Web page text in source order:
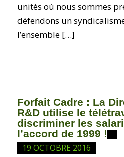
unités où nous sommes
défendons un
l’ensemble […]
Forfait Cadre : La
R&D utilise le
discriminer les
l’accord de 1999 !
19 OCTOBRE 2016